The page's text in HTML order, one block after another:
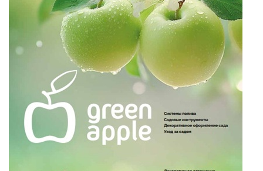
ИНФРАКРАСНЫЕ ЛАМПЫ
ИСТОЧНИКИ СВЕТА
КАБЕЛЕНЕСУЩИЕ СИСТЕМЫ
КАБЕЛЬ